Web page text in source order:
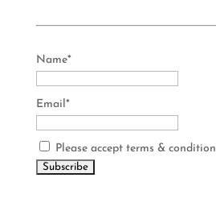
Name*
Email*
Please accept terms & condition